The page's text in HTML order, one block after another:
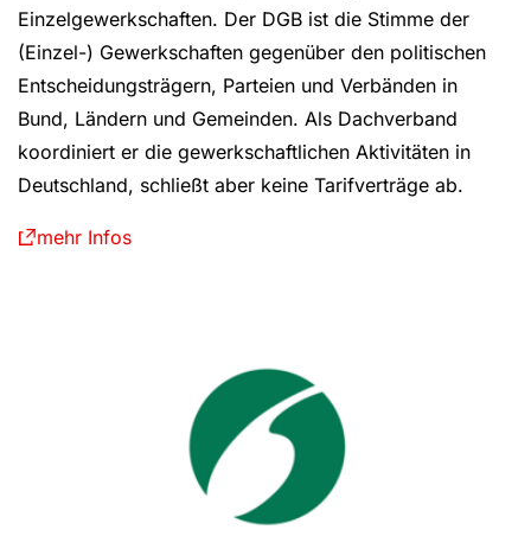
Einzelgewerkschaften. Der DGB ist die Stimme der
(Einzel-) Gewerkschaften gegenüber den politischen
Entscheidungsträgern, Parteien und Verbänden in
Bund, Ländern und Gemeinden. Als Dachverband
koordiniert er die gewerkschaftlichen Aktivitäten in
Deutschland, schließt aber keine Tarifverträge ab.
mehr Infos